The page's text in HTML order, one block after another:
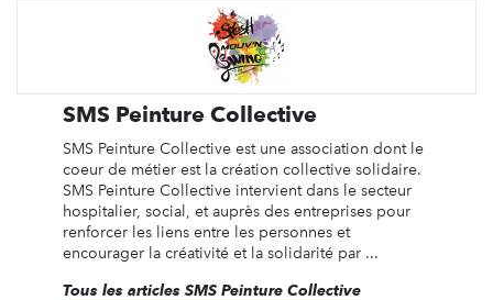
SMS Peinture Collective
SMS Peinture Collective est une association dont le
coeur de métier est la création collective solidaire.
SMS Peinture Collective intervient dans le secteur
hospitalier, social, et auprès des entreprises pour
renforcer les liens entre les personnes et
encourager la créativité et la solidarité par ...
Tous les articles SMS Peinture Collective